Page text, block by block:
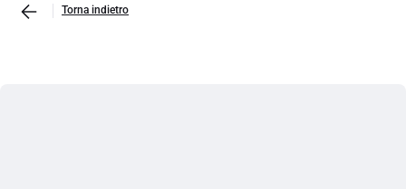
Torna indietro